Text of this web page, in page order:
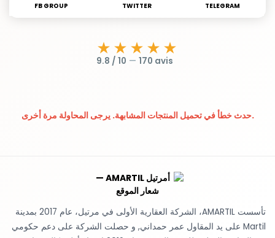
FB GROUP TWITTER TELEGRAM
★★★★★
9.8 / 10 — 170 avis
حدث خطأ في تحميل المنتجات المشابهة. يرجى المحاولة مرة أخرى.
تأسست AMARTIL، الشركة العقارية الأولى في مرتيل، عام 2017 بمدينة
Martil على يد المقاول عمر حمداني, و حصلت الشركة على دعم حكومي